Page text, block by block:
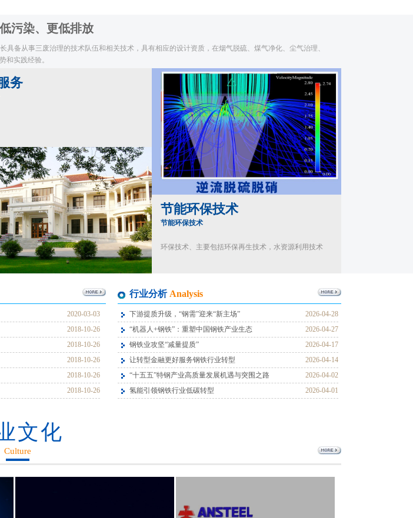
污染、更低排放
备从事三废治理的技术队伍和相关技术，具有相应的设计资质，在烟气脱硫、煤气净化、尘气治理、
和实践经验。
务
节能环保技术
节能环保技术
环保技术、主要包括环保再生技术，水资源利用技术
2020-03-03
2018-10-26
2018-10-26
2018-10-26
2018-10-26
2018-10-26
行业分析 Analysis
2026-04-28
下游提质升级，“钢需”迎来“新主场”
2026-04-27
“机器人+钢铁”：重塑中国钢铁产业生态
2026-04-17
钢铁业攻坚“减量提质”
2026-04-14
让转型金融更好服务钢铁行业转型
2026-04-02
“十五五”特钢产业高质量发展机遇与突围之路
2026-04-01
氢能引领钢铁行业低碳转型
文化
Culture